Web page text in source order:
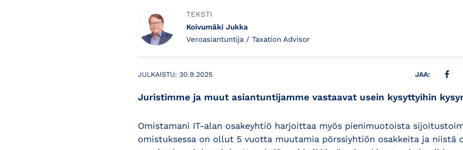
TEKSTI
Koivumäki Jukka
Veroasiantuntija / Taxation Advisor
JULKAISTU: 30.9.2025 JAA:
Juristimme ja muut asiantuntijamme vastaavat usein kysyttyihin
Omistamani IT-alan osakeyhtiö harjoittaa myös pienimuotoista
omistuksessa on ollut 5 vuotta muutamia pörssiyhtiön osakkeita ja niistä